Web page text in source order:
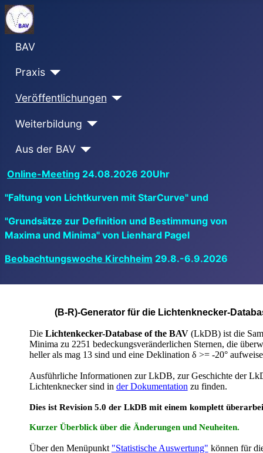
BAV
Praxis
Veröffentlichungen
Weiterbildung
Aus der BAV
Online-Meeting 24.08.2026 20Uhr
"Faltung von Lichtkurven mit StarCurve" und
"Grundsätze zur Definition und Bestimmung von
Maxima und Minima" von Lienhard Pagel
Beobachtungswoche Kirchheim 29.8.-6.9.2026